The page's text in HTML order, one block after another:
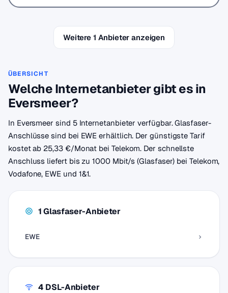
Weitere 1 Anbieter anzeigen
ÜBERSICHT
Welche Internetanbieter gibt es in
Eversmeer?
In Eversmeer sind 5 Internetanbieter verfügbar. Glasfaser-
Anschlüsse sind bei EWE erhältlich. Der günstigste Tarif
kostet ab 25,33 €/Monat bei Telekom. Der schnellste
Anschluss liefert bis zu 1000 Mbit/s (Glasfaser) bei Telekom,
Vodafone, EWE und 1&1.
1 Glasfaser-Anbieter
EWE
4 DSL-Anbieter